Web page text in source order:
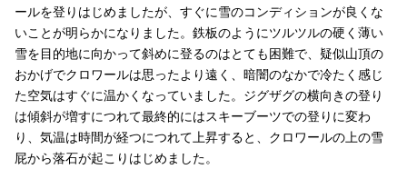
ールを登りはじめましたが、すぐに雪のコンディションが良くな
いことが明らかになりました。鉄板のようにツルツルの硬く薄い
雪を目的地に向かって斜めに登るのはとても困難で、疑似山頂の
おかげでクロワールは思ったより遠く、暗闇のなかで冷たく感じ
た空気はすぐに温かくなっていました。ジグザグの横向きの登り
は傾斜が増すにつれて最終的にはスキーブーツでの登りに変わ
り、気温は時間が経つにつれて上昇すると、クロワールの上の雪
屁から落石が起こりはじめました。